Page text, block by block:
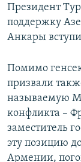
Президент
поддержку
Анкары
Помимо
призвали
называемую
конфликта –
заместитель
эту позицию
Армении,